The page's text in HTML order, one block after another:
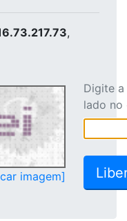
,
imagem]
Digite
lado no